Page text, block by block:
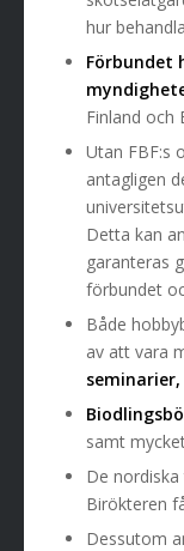
hur
Förbundet
Finland och
Utan FBF:s
antagligen
Detta kan
garanteras
förbundet
Både
av att vara
samt
De
Birökteren
Dessutom